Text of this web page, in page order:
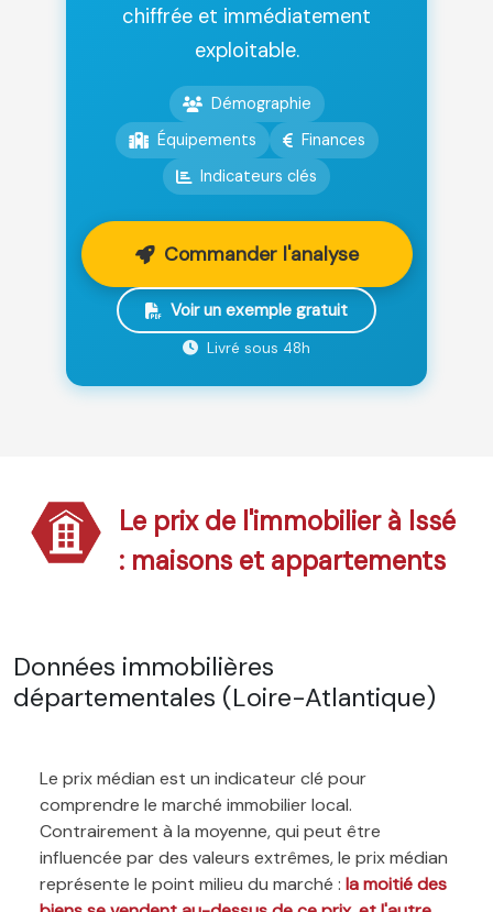
chiffrée et immédiatement
exploitable.
Démographie
Équipements
Finances
Indicateurs clés
Commander l'analyse
Voir un exemple gratuit
Livré sous 48h
Le prix de l'immobilier à Issé
: maisons et appartements
Données immobilières
départementales (Loire-Atlantique)
Le prix médian est un indicateur clé pour
comprendre le marché immobilier local.
Contrairement à la moyenne, qui peut être
influencée par des valeurs extrêmes, le prix médian
représente le point milieu du marché : la moitié des